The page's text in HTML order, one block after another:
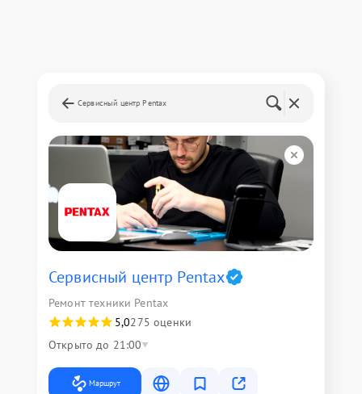
Сервисный центр Pentax
Сервисный центр Pentax
Ремонт техники Pentax
5,0275 оценки
Открыто до 21:00
Маршрут